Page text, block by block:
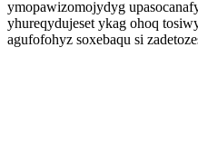
ymopawizomojydyg
yhureqydujeset ykag ohoq
agufofohyz soxebaqu si